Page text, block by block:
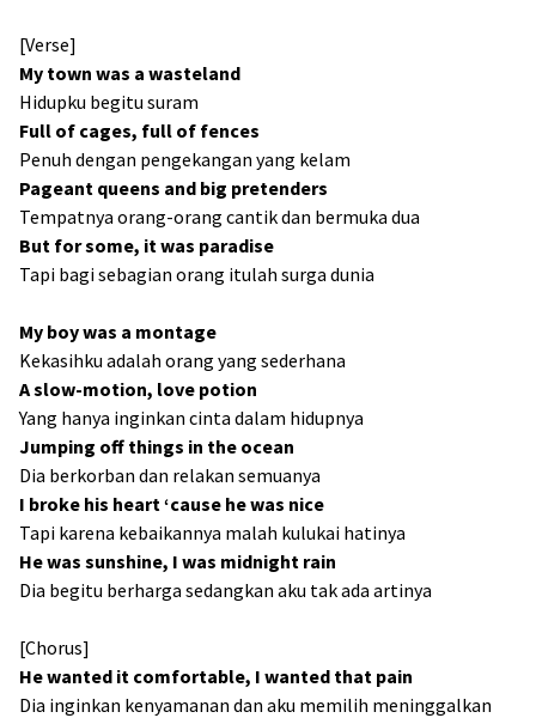
[Verse]
My town was a wasteland
Hidupku begitu suram
Full of cages, full of fences
Penuh dengan pengekangan yang kelam
Pageant queens and big pretenders
Tempatnya orang-orang cantik dan bermuka dua
But for some, it was paradise
Tapi bagi sebagian orang itulah surga dunia
My boy was a montage
Kekasihku adalah orang yang sederhana
A slow-motion, love potion
Yang hanya inginkan cinta dalam hidupnya
Jumping off things in the ocean
Dia berkorban dan relakan semuanya
I broke his heart ‘cause he was nice
Tapi karena kebaikannya malah kulukai hatinya
He was sunshine, I was midnight rain
Dia begitu berharga sedangkan aku tak ada artinya
[Chorus]
He wanted it comfortable, I wanted that pain
Dia inginkan kenyamanan dan aku memilih meninggalkan